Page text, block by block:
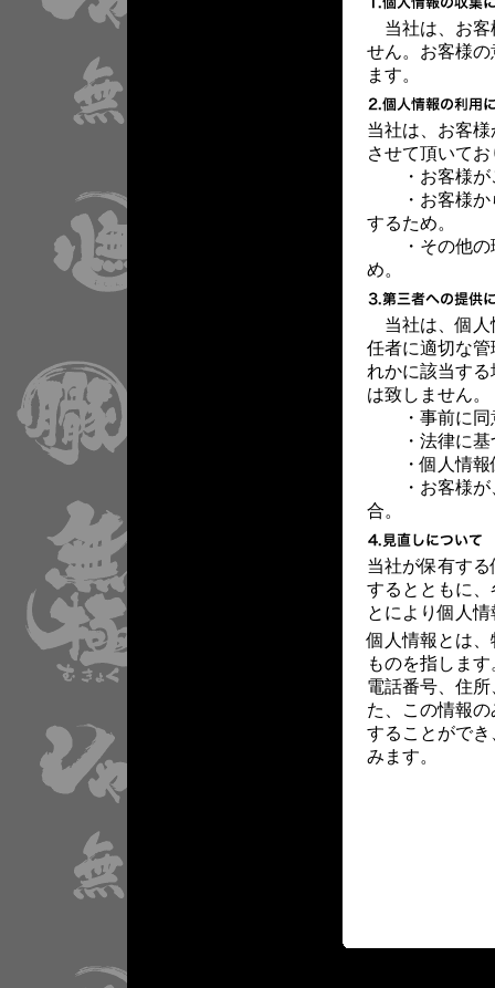
当社は、お客
せん。お客様
ます。
当社は、お客
させて頂いて
・お客様
・お客様から
するため。
・その他の理
め。
当社は、個人
任者に適切な
れかに該当す
は致しません。
・事前に
・法律に基
・個人情報保
・お客様が、
合。
当社が保有す
するとともに
とにより個人
個人情報とは
ものを指しま
電話番号、住
た、この情報
することがで
みます。